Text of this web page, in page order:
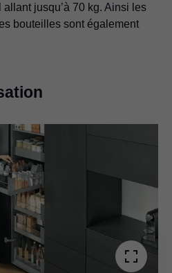
jusqu’à 70 kg. Ainsi les
bouteilles sont également